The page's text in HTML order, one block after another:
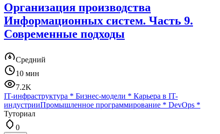
Организация производства
Информационных систем. Часть 9.
Современные подходы
Средний
10 мин
7.2K
IT-инфраструктура * Бизнес-модели * Карьера в IT-
индустрииПромышленное программирование * DevOps *
Туториал
0